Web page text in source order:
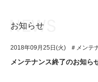
お知らせ
2018年09月25日(火) ＃メンテ
メンテナンス終了のお知ら